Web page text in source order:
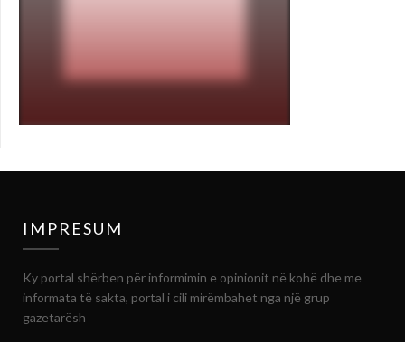
IMPRESUM
Ky portal shërben për informimin e opinionit në kohë dhe me
informata të sakta, portal i cili mirëmbahet nga një grup
gazetarësh